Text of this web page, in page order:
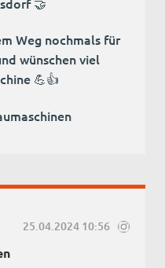
Weg nochmals für
wünschen viel
💪👍
25.04.2024 10:56